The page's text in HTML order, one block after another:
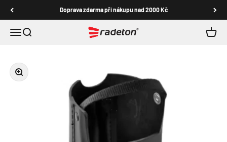
Doprava zdarma při nákupu nad 2000 Kč
Nabídka
Hledat Radeton shop Košík
Přiblížit